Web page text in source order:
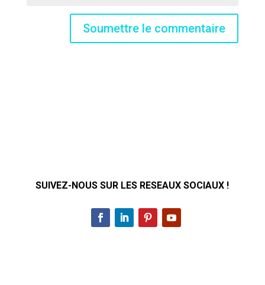
Soumettre le commentaire
SUIVEZ-NOUS SUR LES RESEAUX SOCIAUX !